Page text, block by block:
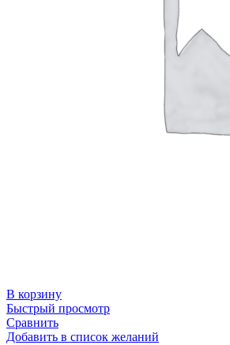
В корзину
Быстрый просмотр
Сравнить
Добавить в список желаний